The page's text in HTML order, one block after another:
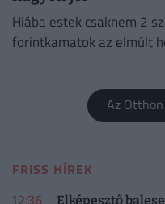
Hiába estek csaknem 2
forintkamatok az elmúlt
Az
FRISS HÍREK
12:36 Elképesztő